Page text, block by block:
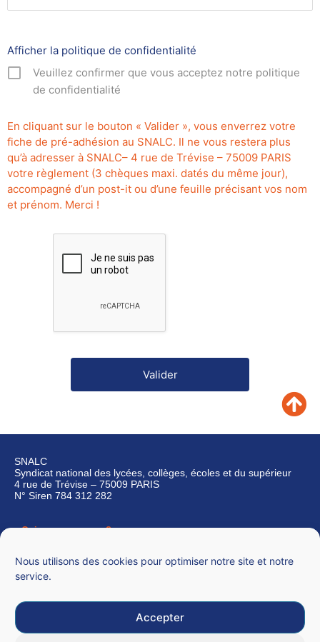
Nous utilisons des cookies pour optimiser notre site et notre
service.
Accepter
Afficher la politique de confidentialité
Veuillez confirmer que vous acceptez notre politique
de confidentialité
En cliquant sur le bouton « Valider », vous enverrez votre
fiche de pré-adhésion au SNALC. Il ne vous restera plus
qu’à adresser à SNALC– 4 rue de Trévise – 75009 PARIS
votre règlement (3 chèques maxi. datés du même jour),
accompagné d’un post-it ou d’une feuille précisant vos nom
et prénom. Merci !
SNALC
Syndicat national des lycées, collèges, écoles et du supérieur
4 rue de Trévise – 75009 PARIS
N° Siren 784 312 282
Qui sommes-nous ?